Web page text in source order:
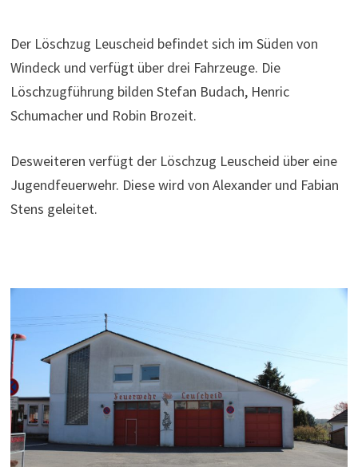
Der Löschzug Leuscheid befindet sich im Süden von
Windeck und verfügt über drei Fahrzeuge. Die
Löschzugführung bilden Stefan Budach, Henric
Schumacher und Robin Brozeit.
Desweiteren verfügt der Löschzug Leuscheid über eine
Jugendfeuerwehr. Diese wird von Alexander und Fabian
Stens geleitet.